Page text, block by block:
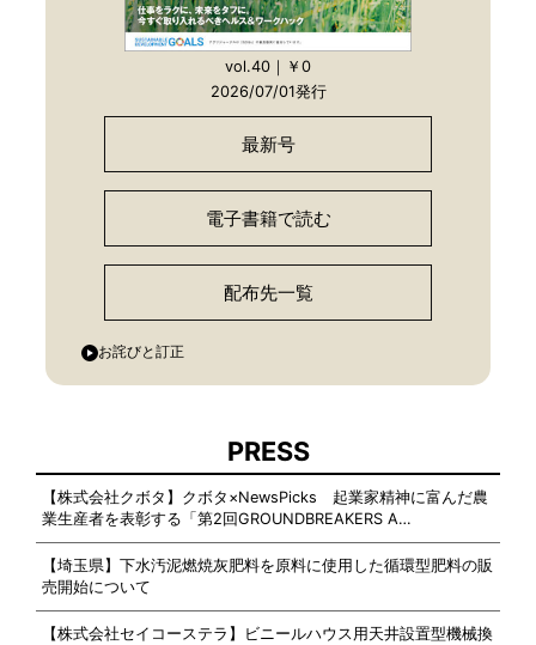
vol.40｜￥0
2026/07/01発行
最新号
電子書籍で読む
配布先一覧
お詫びと訂正
PRESS
【株式会社クボタ】クボタ×NewsPicks 起業家精神に富んだ農
業生産者を表彰する「第2回GROUNDBREAKERS A…
【埼玉県】下水汚泥燃焼灰肥料を原料に使用した循環型肥料の販
売開始について
【株式会社セイコーステラ】ビニールハウス用天井設置型機械換